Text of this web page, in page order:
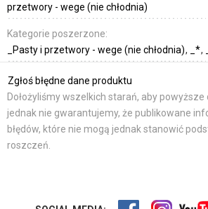
przetwory - wege (nie chłodnia)
Kategorie poszerzone:
_Pasty i przetwory - wege (nie chłodnia)
_*
Zgłoś błędne dane produktu
Dołożyliśmy wszelkich starań, aby powyższe
jednak nie gwarantujemy, że publikowane
błędów, które nie mogą jednak stanowić
roszczeń.